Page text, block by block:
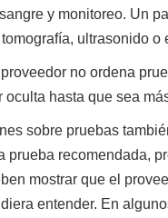
y monitoreo. Un
tomografía, ultrasonido
no ordena
oculta hasta que sea
sobre pruebas
prueba recomendada,
mostrar que el
entender. En